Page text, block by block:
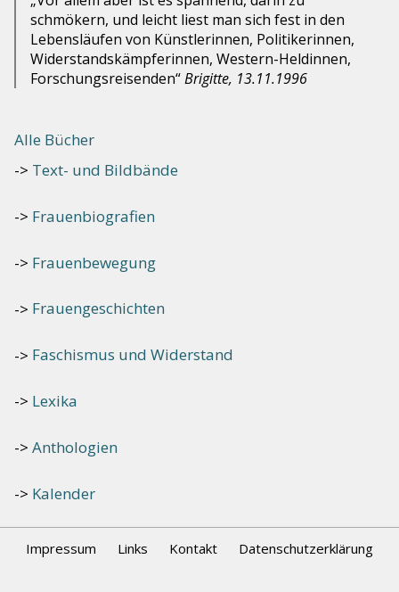
schmökern, und leicht liest man sich fest in den
Lebensläufen von Künstlerinnen, Politikerinnen,
Widerstandskämpferinnen, Western-Heldinnen,
Forschungsreisenden“Brigitte, 13.11.1996
Alle Bücher
Text- und Bildbände
Frauenbiografien
Frauenbewegung
Frauengeschichten
Faschismus und Widerstand
Lexika
Anthologien
Kalender
Impressum Links Kontakt Datenschutzerklärung